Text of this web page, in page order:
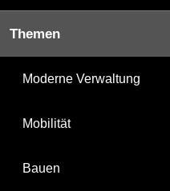
Themen
Moderne Verwaltung
Mobilität
Bauen